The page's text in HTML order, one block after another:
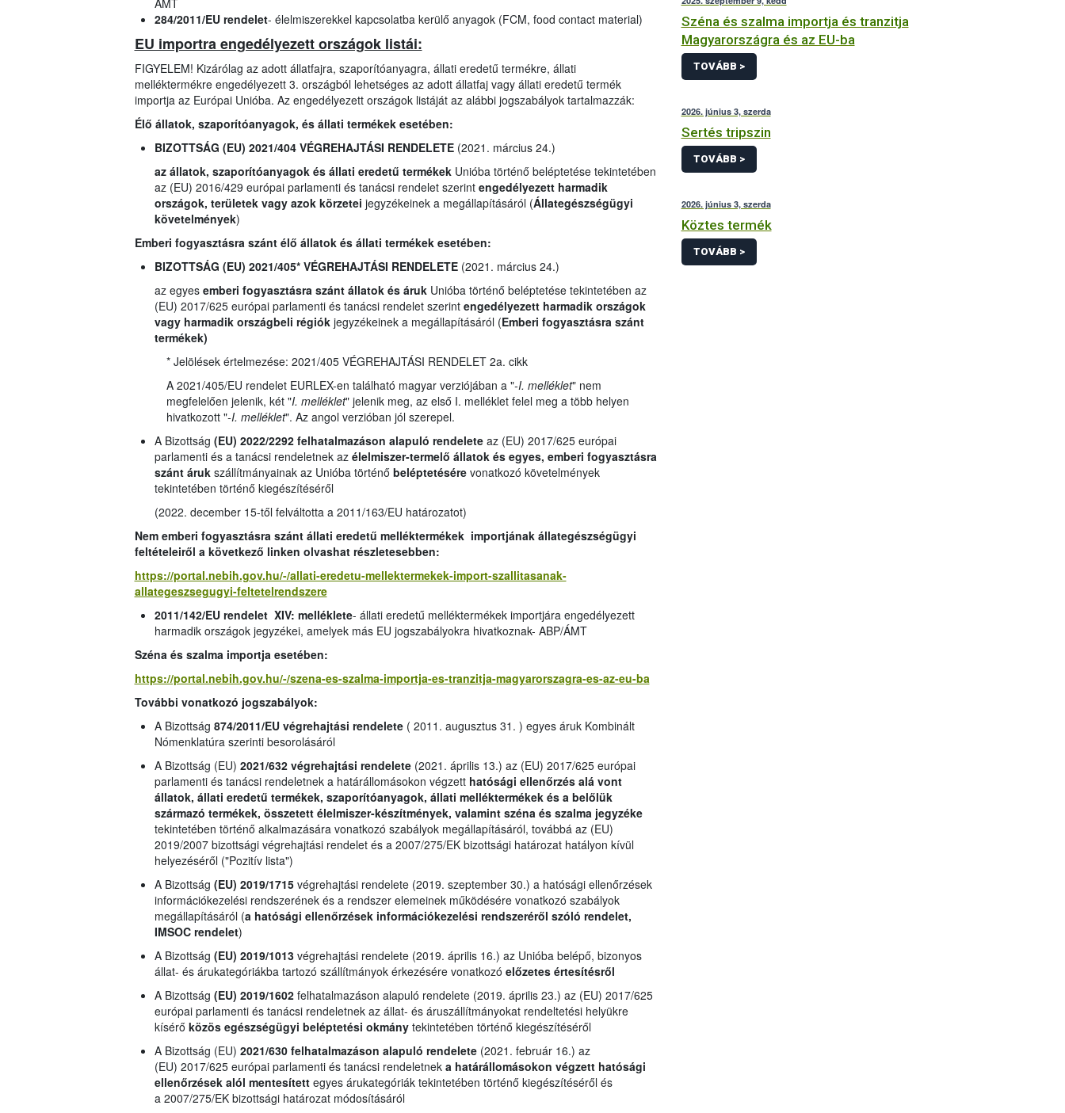
ÁMT
284/2011/EU rendelet- élelmiszerekkel kapcsolatba kerülő anyagok (FCM, food contact material)
EU importra engedélyezett országok listái:
FIGYELEM! Kizárólag az adott állatfajra, szaporítóanyagra, állati eredetű termékre, állati
melléktermékre engedélyezett 3. országból lehetséges az adott állatfaj vagy állati eredetű termék
importja az Európai Unióba. Az engedélyezett országok listáját az alábbi jogszabályok tartalmazzák:
Élő állatok, szaporítóanyagok, és állati termékek esetében:
BIZOTTSÁG (EU) 2021/404 VÉGREHAJTÁSI RENDELETE (2021. március 24.)
az állatok, szaporítóanyagok és állati eredetű termékekUnióba történő beléptetése tekintetében
az (EU) 2016/429 európai parlamenti és tanácsi rendelet szerint engedélyezett harmadik
országok, területek vagy azok körzetei jegyzékeinek a megállapításáról (Állategészségügyi
követelmények)
Emberi fogyasztásra szánt élő állatok és állati termékek esetében:
BIZOTTSÁG (EU) 2021/405* VÉGREHAJTÁSI RENDELETE (2021. március 24.)
az egyes emberi fogyasztásra szánt állatok és áruk Unióba történő beléptetése tekintetében az
(EU) 2017/625 európai parlamenti és tanácsi rendelet szerint engedélyezett harmadik országok
vagy harmadik országbeli régiók jegyzékeinek a megállapításáról (Emberi fogyasztásra szánt
termékek)
* Jelölések értelmezése: 2021/405 VÉGREHAJTÁSI RENDELET 2a. cikk
A 2021/405/EU rendelet EURLEX-en található magyar verziójában a "-I. melléklet" nem
megfelelően jelenik, két "I. melléklet" jelenik meg, az első I. melléklet felel meg a több helyen
hivatkozott "-I. melléklet". Az angol verzióban jól szerepel.
A Bizottság (EU) 2022/2292 felhatalmazáson alapuló rendeleteaz (EU) 2017/625 európai
parlamenti és a tanácsi rendeletnek az élelmiszer-termelő állatok és egyes, emberi fogyasztásra
szánt árukszállítmányainak az Unióba történő beléptetésére vonatkozó követelmények
tekintetében történő kiegészítéséről
(2022. december 15-től felváltotta a 2011/163/EU határozatot)
Nem emberi fogyasztásra szánt állati eredetű melléktermékek importjának állategészségügyi
feltételeiről a következő linken olvashat részletesebben:
https://portal.nebih.gov.hu/-/allati-eredetu-mellektermekek-import-szallitasanak-
allategeszsegugyi-feltetelrendszere
2011/142/EU rendelet XIV: melléklete- állati eredetű melléktermékek importjára engedélyezett
harmadik országok jegyzékei, amelyek más EU jogszabályokra hivatkoznak- ABP/ÁMT
Széna és szalma importja esetében:
https://portal.nebih.gov.hu/-/szena-es-szalma-importja-es-tranzitja-magyarorszagra-es-az-eu-ba
További vonatkozó jogszabályok:
A Bizottság 874/2011/EU végrehajtási rendelete( 2011. augusztus 31. ) egyes áruk Kombinált
Nómenklatúra szerinti besorolásáról
A Bizottság (EU) 2021/632 végrehajtási rendelete(2021. április 13.) az (EU) 2017/625 európai
parlamenti és tanácsi rendeletnek a határállomásokon végzett hatósági ellenőrzés alá vont
állatok, állati eredetű termékek, szaporítóanyagok, állati melléktermékek és a belőlük
származó termékek, összetett élelmiszer-készítmények, valamint széna és szalma jegyzéke
tekintetében történő alkalmazására vonatkozó szabályok megállapításáról, továbbá az (EU)
2019/2007 bizottsági végrehajtási rendelet és a 2007/275/EK bizottsági határozat hatályon kívül
helyezéséről ("Pozitív lista")
A Bizottság (EU) 2019/1715végrehajtási rendelete (2019. szeptember 30.) a hatósági ellenőrzések
információkezelési rendszerének és a rendszer elemeinek működésére vonatkozó szabályok
megállapításáról (a hatósági ellenőrzések információkezelési rendszeréről szóló rendelet,
IMSOC rendelet)
A Bizottság (EU) 2019/1013végrehajtási rendelete (2019. április 16.) az Unióba belépő, bizonyos
állat- és árukategóriákba tartozó szállítmányok érkezésére vonatkozó előzetes értesítésről
A Bizottság (EU) 2019/1602felhatalmazáson alapuló rendelete (2019. április 23.) az (EU) 2017/625
európai parlamenti és tanácsi rendeletnek az állat- és áruszállítmányokat rendeltetési helyükre
kísérő közös egészségügyi beléptetési okmánytekintetében történő kiegészítéséről
A Bizottság (EU) 2021/630 felhatalmazáson alapuló rendelete(2021. február 16.) az
(EU) 2017/625 európai parlamenti és tanácsi rendeletneka határállomásokon végzett hatósági
ellenőrzések alól mentesítettegyes árukategóriák tekintetében történő kiegészítéséről és
a 2007/275/EK bizottsági határozat módosításáról
Széna és szalma importja és tranzitja
Magyarországra és az EU-ba
TOVÁBB >
2026. június 3, szerda
Sertés tripszin
TOVÁBB >
2026. június 3, szerda
Köztes termék
TOVÁBB >